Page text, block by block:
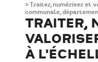
d'Ariane
Traiter, numériser et
communale,
TRAITER,
À